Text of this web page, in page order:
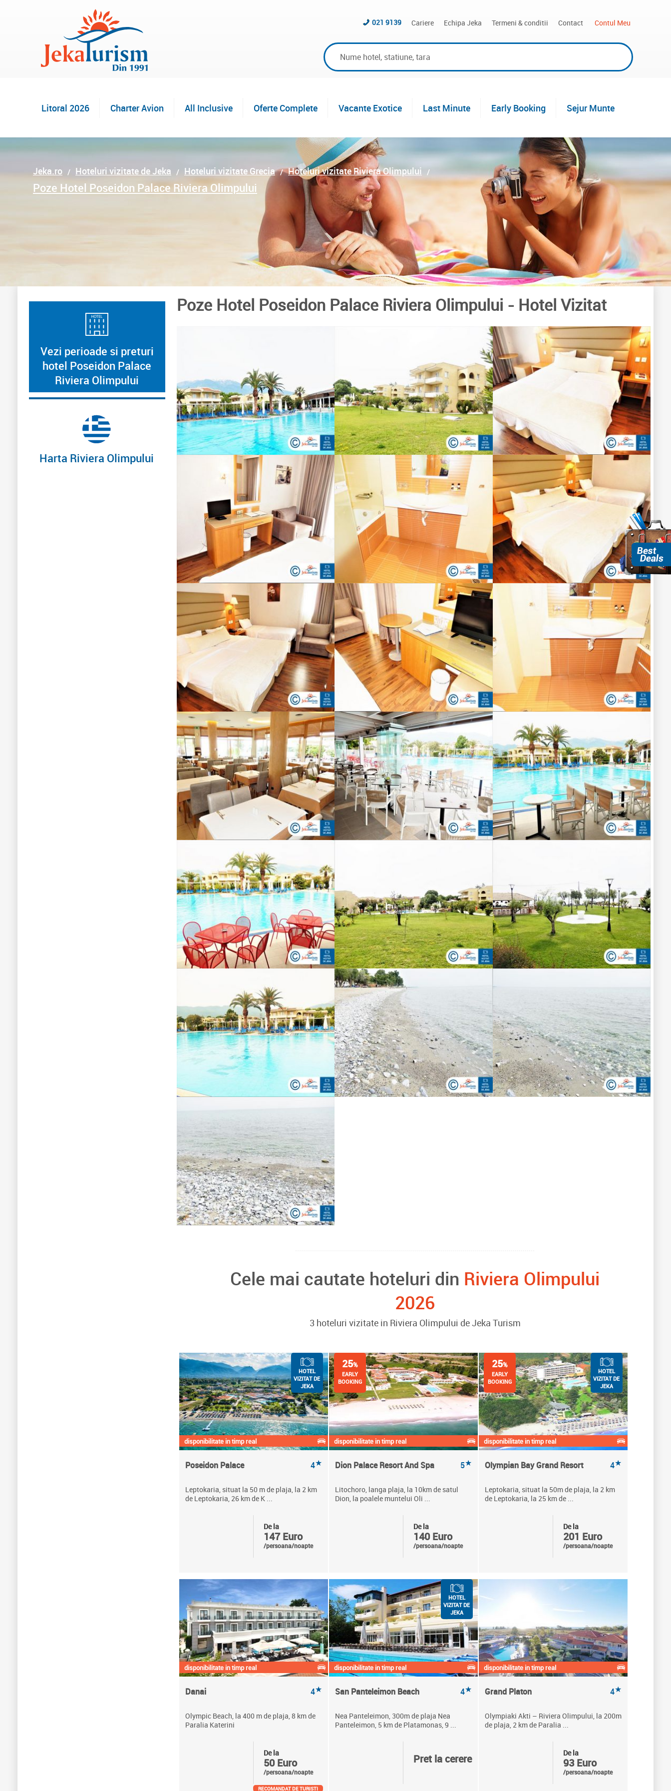
Cariere Echipa Jeka Termeni & conditii Contact Contul Meu
021 9139
Litoral 2026 Charter Avion All Inclusive Oferte Complete Vacante Exotice Last Minute Early Booking Sejur Munte
Jeka.ro Hoteluri vizitate de Jeka Hoteluri vizitate Grecia Hoteluri vizitate Riviera Olimpului
Poze Hotel Poseidon Palace Riviera Olimpului
Poze Hotel Poseidon Palace Riviera Olimpului - Hotel Vizitat
Cele mai cautate hoteluri din Riviera Olimpului
2026
3 hoteluri vizitate in Riviera Olimpului de Jeka Turism
disponibilitate in timp real
Poseidon Palace 4★
Leptokaria, situat la 50 m de plaja, la 2 km
de Leptokaria, 26 km de K ...
De la
147 Euro
/persoana/noapte
HOTEL
VIZITAT DE
JEKA
disponibilitate in timp real
Dion Palace Resort And Spa 5★
Litochoro, langa plaja, la 10km de satul
Dion, la poalele muntelui Oli ...
De la
140 Euro
/persoana/noapte
25%
EARLY
BOOKING
disponibilitate in timp real
Olympian Bay Grand Resort 4★
Leptokaria, situat la 50m de plaja, la 2 km
de Leptokaria, la 25 km de ...
De la
201 Euro
/persoana/noapte
25%
EARLY
BOOKING
HOTEL
VIZITAT DE
JEKA
disponibilitate in timp real
Danai 4★
Olympic Beach, la 400 m de plaja, 8 km de
Paralia Katerini
De la
50 Euro
/persoana/noapte
RECOMANDAT DE TURISTI
disponibilitate in timp real
San Panteleimon Beach 4★
Nea Panteleimon, 300m de plaja Nea
Panteleimon, 5 km de Platamonas, 9 ...
Pret la cerere
HOTEL
VIZITAT DE
JEKA
disponibilitate in timp real
Grand Platon 4★
Olympiaki Akti – Riviera Olimpului, la 200m
de plaja, 2 km de Paralia ...
De la
93 Euro
/persoana/noapte
Vezi perioade si preturi
hotel Poseidon Palace
Riviera Olimpului
Harta Riviera Olimpului